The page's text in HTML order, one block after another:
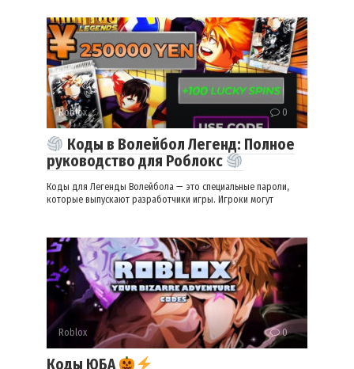
Roblox 0
Коды в Волейбол Легенд: Полное
руководство для Роблокс
Коды для Легенды Волейбола — это специальные пароли,
которые выпускают разработчики игры. Игроки могут
Roblox 0
Коды ЮБА